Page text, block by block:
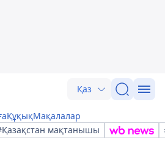
Қаз
ҚұқықМақалалар
мақтанышы